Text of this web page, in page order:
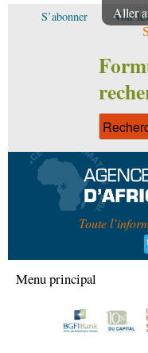
Aller
S’abonner Voir
Toute
Menu principal